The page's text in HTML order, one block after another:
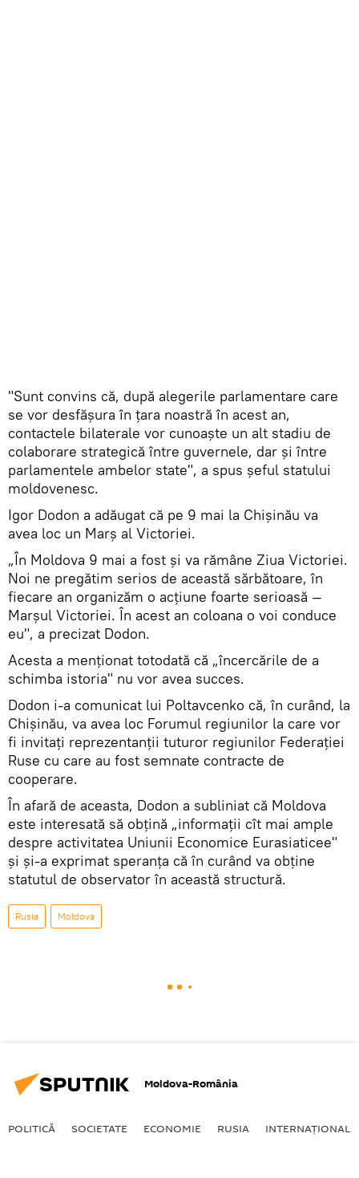
"Sunt convins că, după alegerile parlamentare care
se vor desfășura în țara noastră în acest an,
contactele bilaterale vor cunoaște un alt stadiu de
colaborare strategică între guvernele, dar şi între
parlamentele ambelor state", a spus șeful statului
moldovenesc.
Igor Dodon a adăugat că pe 9 mai la Chișinău va
avea loc un Marș al Victoriei.
„În Moldova 9 mai a fost și va rămâne Ziua Victoriei.
Noi ne pregătim serios de această sărbătoare, în
fiecare an organizăm o acțiune foarte serioasă —
Marșul Victoriei. În acest an coloana o voi conduce
eu", a precizat Dodon.
Acesta a menționat totodată că „încercările de a
schimba istoria" nu vor avea succes.
Dodon i-a comunicat lui Poltavcenko că, în curând, la
Chișinău, va avea loc Forumul regiunilor la care vor
fi invitați reprezentanții tuturor regiunilor Federației
Ruse cu care au fost semnate contracte de
cooperare.
În afară de aceasta, Dodon a subliniat că Moldova
este interesată să obțină „informaţii cît mai ample
despre activitatea Uniunii Economice Eurasiaticee"
și și-a exprimat speranța că în curând va obține
statutul de observator în această structură.
Rusia Moldova
Moldova-România
POLITICĂ SOCIETATE ECONOMIE RUSIA INTERNAŢIONAL